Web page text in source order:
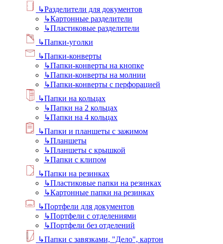
↳Разделители для документов
↳Картонные разделители
↳Пластиковые разделители
↳Папки-уголки
↳Папки-конверты
↳Папки-конверты на кнопке
↳Папки-конверты на молнии
↳Папки-конверты с перфорацией
↳Папки на кольцах
↳Папки на 2 кольцах
↳Папки на 4 кольцах
↳Папки и планшеты с зажимом
↳Планшеты
↳Планшеты с крышкой
↳Папки с клипом
↳Папки на резинках
↳Пластиковые папки на резинках
↳Картонные папки на резинках
↳Портфели для документов
↳Портфели с отделениями
↳Портфели без отделений
↳Папки с завязками, "Дело", картон